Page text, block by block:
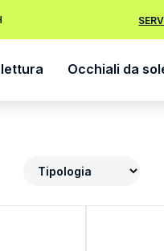
Occhiali da